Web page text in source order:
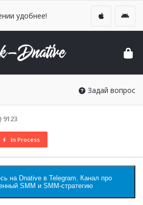
удобнее!
Задай вопрос
9123
In Process
на Dnative в Telegram. Канал про
SMM и SMM-стратегию